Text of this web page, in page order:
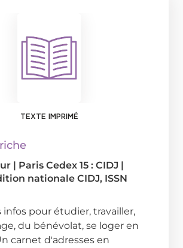
TEXTE IMPRIMÉ
| Paris Cedex 15 : CIDJ |
nationale CIDJ, ISSN
infos pour étudier, travailler,
du bénévolat, se loger en
carnet d'adresses en